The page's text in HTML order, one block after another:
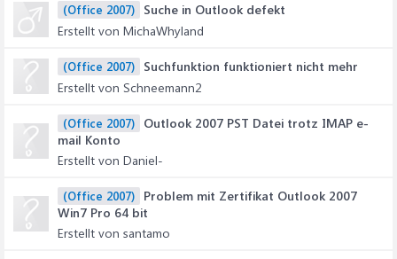
(Office 2007)
Suche in Outlook defekt
Erstellt von MichaWhyland
(Office 2007)
Suchfunktion funktioniert nicht mehr
Erstellt von Schneemann2
(Office 2007)
Outlook 2007 PST Datei trotz IMAP e-
mail Konto
Erstellt von Daniel-
(Office 2007)
Problem mit Zertifikat Outlook 2007
Win7 Pro 64 bit
Erstellt von santamo